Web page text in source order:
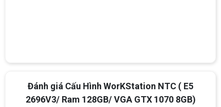
Đánh giá Cấu Hình WorKStation NTC ( E5
2696V3/ Ram 128GB/ VGA GTX 1070 8GB)